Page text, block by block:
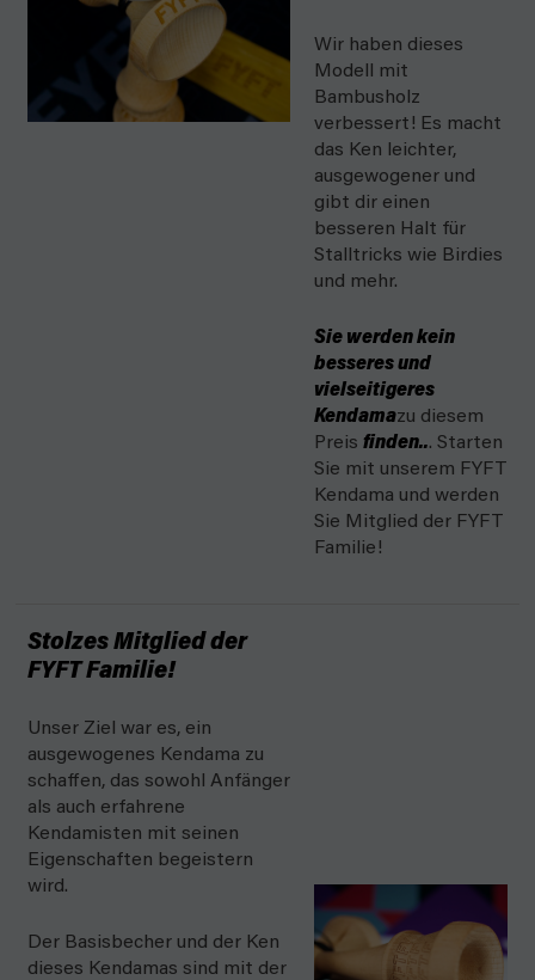
Wir haben dieses
Modell mit
Bambusholz
verbessert! Es macht
das Ken leichter,
ausgewogener und
gibt dir einen
besseren Halt für
Stalltricks wie Birdies
und mehr.
Sie werden kein
besseres und
vielseitigeres
Kendamazu diesem
Preis finden... Starten
Sie mit unserem FYFT
Kendama und werden
Sie Mitglied der FYFT
Familie!
Stolzes Mitglied der
FYFT Familie!
Unser Ziel war es, ein
ausgewogenes Kendama zu
schaffen, das sowohl Anfänger
als auch erfahrene
Kendamisten mit seinen
Eigenschaften begeistern
wird.
Der Basisbecher und der Ken
dieses Kendamas sind mit der